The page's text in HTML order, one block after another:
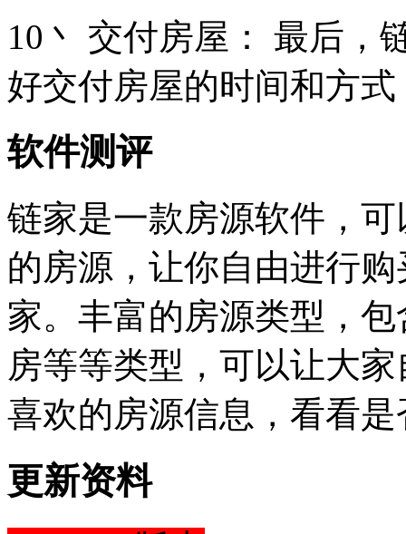
10丶 交付房屋： 最后，
好交付房屋的时间和方
软件测评
链家是一款房源软件，
的房源，让你自由进行
家。丰富的房源类型，
房等等类型，可以让大
喜欢的房源信息，看看
更新资料